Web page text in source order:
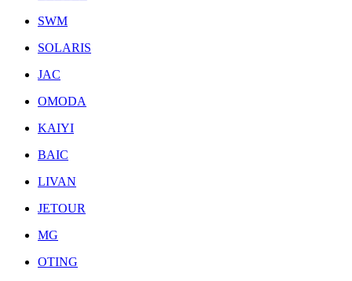
SWM
SOLARIS
JAC
OMODA
KAIYI
BAIC
LIVAN
JETOUR
MG
OTING